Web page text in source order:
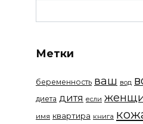
Метки
беременность ваш вод
диета дитя если
имя квартира книга